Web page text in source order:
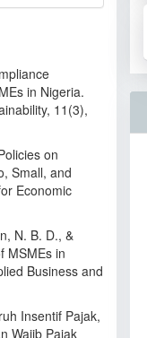
in Nigeria.
11(3),
on
Small, and
Economic
N. B. D., &
MSMEs in
Business and
Insentif Pajak,
Wajib Pajak